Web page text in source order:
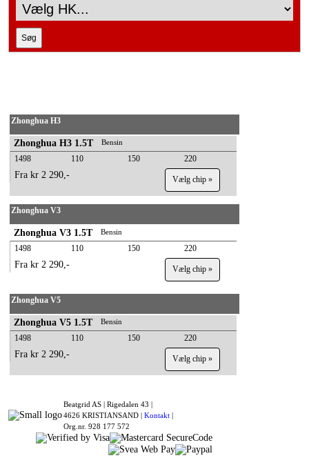
Zhonghua H3
Zhonghua H3 1.5T Bensin
1498 110 150 220
Fra kr 2 290,- Vælg chip »
Zhonghua V3
Zhonghua V3 1.5T Bensin
1498 110 150 220
Fra kr 2 290,- Vælg chip »
Zhonghua V5
Zhonghua V5 1.5T Bensin
1498 110 150 220
Fra kr 2 290,- Vælg chip »
Beatgrid AS | Rigedalen 43 |
4626 KRISTIANSAND | Kontakt |
Org.nr. 928 177 572